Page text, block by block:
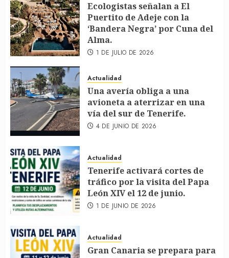
Ecologistas señalan a El
Puertito de Adeje con la
‘Bandera Negra’ por Cuna del
Alma.
1 DE JULIO DE 2026
Actualidad
Una avería obliga a una
avioneta a aterrizar en una
vía del sur de Tenerife.
4 DE JUNIO DE 2026
Actualidad
Tenerife activará cortes de
tráfico por la visita del Papa
León XIV el 12 de junio.
1 DE JUNIO DE 2026
Actualidad
Gran Canaria se prepara para